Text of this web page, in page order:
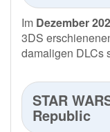
Im Dezember
3DS
damaligen DLCs
STAR
Republic